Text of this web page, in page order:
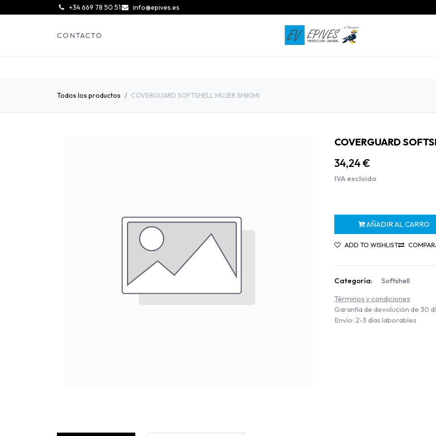
+34 669 78 50 51 info@epives.es
CONTACTO
Todos los productos COVERGUARD SOFTSHELL MUJER SHIKIMI
COVERGUARD
34,24€
IVA excluido
AÑADIR AL CARRO
ADD TO WISHLIST
Categoría:
Softshell
Términos y condiciones
Garantía de devolución de 30
Envío: 2-3 días laborables